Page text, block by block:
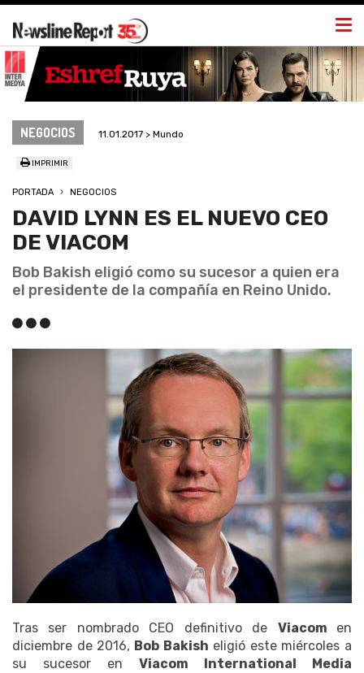
NEGOCIOS 11.01.2017 > Mundo
IMPRIMIR
PORTADA NEGOCIOS
DAVID LYNN ES EL NUEVO CEO
DE VIACOM
Bob Bakish eligió como su sucesor a quien era
el presidente de la compañía en Reino Unido.
Tras ser nombrado CEO definitivo de Viacom en
diciembre de 2016, Bob Bakish eligió este miércoles a
su sucesor en Viacom International Media